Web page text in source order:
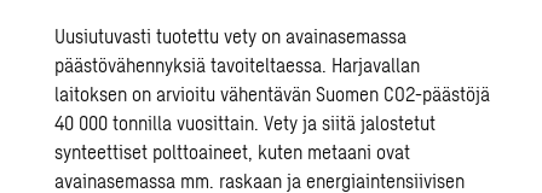
Uusiutuvasti tuotettu vety on avainasemassa
päästövähennyksiä tavoiteltaessa. Harjavallan
laitoksen on arvioitu vähentävän Suomen CO2-päästöjä
40 000 tonnilla vuosittain. Vety ja siitä jalostetut
synteettiset polttoaineet, kuten metaani ovat
avainasemassa mm. raskaan ja energiaintensiivisen